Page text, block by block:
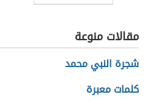
مقالات منوعة
شجرة النبي محمد
كلمات معبرة